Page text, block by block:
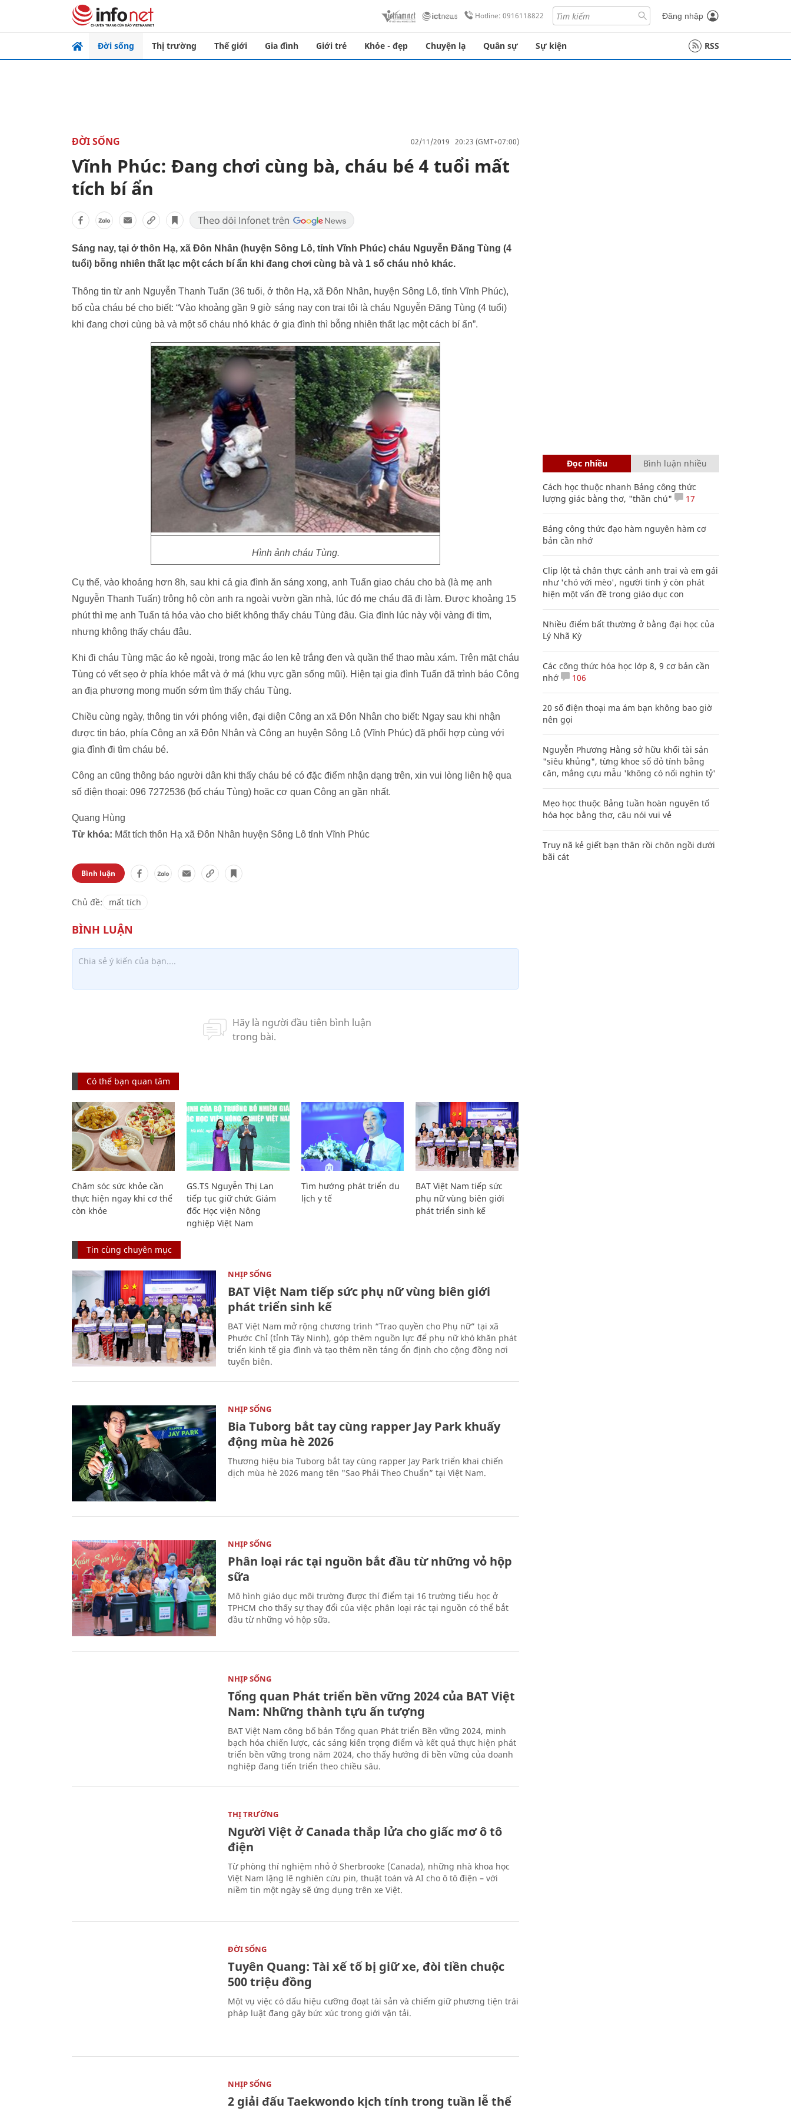
Hotline: 0916118822 Đăng nhập
Đời sống Thị trường Thế giới Gia đình Giới trẻ Khỏe - đẹp Chuyện lạ Quân sự Sự kiện RSS
ĐỜI SỐNG 02/11/2019 20:23 (GMT+07:00)
Vĩnh Phúc: Đang chơi cùng bà, cháu bé 4 tuổi mất
tích bí ẩn
Sáng nay, tại ở thôn Hạ, xã Đôn Nhân (huyện Sông Lô, tỉnh Vĩnh Phúc) cháu Nguyễn Đăng Tùng (4
tuổi) bỗng nhiên thất lạc một cách bí ẩn khi đang chơi cùng bà và 1 số cháu nhỏ khác.
Thông tin từ anh Nguyễn Thanh Tuấn (36 tuổi, ở thôn Hạ, xã Đôn Nhân, huyện Sông Lô, tỉnh Vĩnh Phúc),
bố của cháu bé cho biết: “Vào khoảng gần 9 giờ sáng nay con trai tôi là cháu Nguyễn Đăng Tùng (4 tuổi)
khi đang chơi cùng bà và một số cháu nhỏ khác ở gia đình thì bỗng nhiên thất lạc một cách bí ẩn”.
Hình ảnh cháu Tùng.
Cụ thể, vào khoảng hơn 8h, sau khi cả gia đình ăn sáng xong, anh Tuấn giao cháu cho bà (là mẹ anh
Nguyễn Thanh Tuấn) trông hộ còn anh ra ngoài vườn gần nhà, lúc đó mẹ cháu đã đi làm. Được khoảng 15
phút thì mẹ anh Tuấn tá hỏa vào cho biết không thấy cháu Tùng đâu. Gia đình lúc này vội vàng đi tìm,
nhưng không thấy cháu đâu.
Khi đi cháu Tùng mặc áo kẻ ngoài, trong mặc áo len kẻ trắng đen và quần thể thao màu xám. Trên mặt cháu
Tùng có vết sẹo ở phía khóe mắt và ở má (khu vực gần sống mũi). Hiện tại gia đình Tuấn đã trình báo Công
an địa phương mong muốn sớm tìm thấy cháu Tùng.
Chiều cùng ngày, thông tin với phóng viên, đại diện Công an xã Đôn Nhân cho biết: Ngay sau khi nhận
được tin báo, phía Công an xã Đôn Nhân và Công an huyện Sông Lô (Vĩnh Phúc) đã phối hợp cùng với
gia đình đi tìm cháu bé.
Công an cũng thông báo người dân khi thấy cháu bé có đặc điểm nhận dạng trên, xin vui lòng liên hệ qua
số điện thoại: 096 7272536 (bố cháu Tùng) hoặc cơ quan Công an gần nhất.
Quang Hùng
Từ khóa: Mất tích thôn Hạ xã Đôn Nhân huyện Sông Lô tỉnh Vĩnh Phúc
Bình luận
Chủ đề: mất tích
Có thể bạn quan tâm
Chăm sóc sức khỏe cần
thực hiện ngay khi cơ thể
còn khỏe
GS.TS Nguyễn Thị Lan
tiếp tục giữ chức Giám
đốc Học viện Nông
nghiệp Việt Nam
Tìm hướng phát triển du
lịch y tế
BAT Việt Nam tiếp sức
phụ nữ vùng biên giới
phát triển sinh kế
Tin cùng chuyên mục
NHỊP SỐNG
BAT Việt Nam tiếp sức phụ nữ vùng biên giới
phát triển sinh kế
BAT Việt Nam mở rộng chương trình “Trao quyền cho Phụ nữ” tại xã
Phước Chỉ (tỉnh Tây Ninh), góp thêm nguồn lực để phụ nữ khó khăn phát
triển kinh tế gia đình và tạo thêm nền tảng ổn định cho cộng đồng nơi
tuyến biên.
NHỊP SỐNG
Bia Tuborg bắt tay cùng rapper Jay Park khuấy
động mùa hè 2026
Thương hiệu bia Tuborg bắt tay cùng rapper Jay Park triển khai chiến
dịch mùa hè 2026 mang tên "Sao Phải Theo Chuẩn” tại Việt Nam.
NHỊP SỐNG
Phân loại rác tại nguồn bắt đầu từ những vỏ hộp
sữa
Mô hình giáo dục môi trường được thí điểm tại 16 trường tiểu học ở
TPHCM cho thấy sự thay đổi của việc phân loại rác tại nguồn có thể bắt
đầu từ những vỏ hộp sữa.
NHỊP SỐNG
Tổng quan Phát triển bền vững 2024 của BAT Việt
Nam: Những thành tựu ấn tượng
BAT Việt Nam công bố bản Tổng quan Phát triển Bền vững 2024, minh
bạch hóa chiến lược, các sáng kiến trọng điểm và kết quả thực hiện phát
triển bền vững trong năm 2024, cho thấy hướng đi bền vững của doanh
nghiệp đang tiến triển theo chiều sâu.
THỊ TRƯỜNG
Người Việt ở Canada thắp lửa cho giấc mơ ô tô
điện
Từ phòng thí nghiệm nhỏ ở Sherbrooke (Canada), những nhà khoa học
Việt Nam lặng lẽ nghiên cứu pin, thuật toán và AI cho ô tô điện – với
niềm tin một ngày sẽ ứng dụng trên xe Việt.
ĐỜI SỐNG
Tuyên Quang: Tài xế tố bị giữ xe, đòi tiền chuộc
500 triệu đồng
Một vụ việc có dấu hiệu cưỡng đoạt tài sản và chiếm giữ phương tiện trái
pháp luật đang gây bức xúc trong giới vận tải.
NHỊP SỐNG
2 giải đấu Taekwondo kịch tính trong tuần lễ thể
Đọc nhiều Bình luận nhiều
Cách học thuộc nhanh Bảng công thức
lượng giác bằng thơ, "thần chú"
17
Bảng công thức đạo hàm nguyên hàm cơ
bản cần nhớ
Clip lột tả chân thực cảnh anh trai và em gái
như 'chó với mèo', người tinh ý còn phát
hiện một vấn đề trong giáo dục con
Nhiều điểm bất thường ở bằng đại học của
Lý Nhã Kỳ
Các công thức hóa học lớp 8, 9 cơ bản cần
nhớ
106
20 số điện thoại ma ám bạn không bao giờ
nên gọi
Nguyễn Phương Hằng sở hữu khối tài sản
"siêu khủng", từng khoe sổ đỏ tính bằng
cân, mắng cựu mẫu 'không có nổi nghìn tỷ'
Mẹo học thuộc Bảng tuần hoàn nguyên tố
hóa học bằng thơ, câu nói vui vẻ
Truy nã kẻ giết bạn thân rồi chôn ngồi dưới
bãi cát